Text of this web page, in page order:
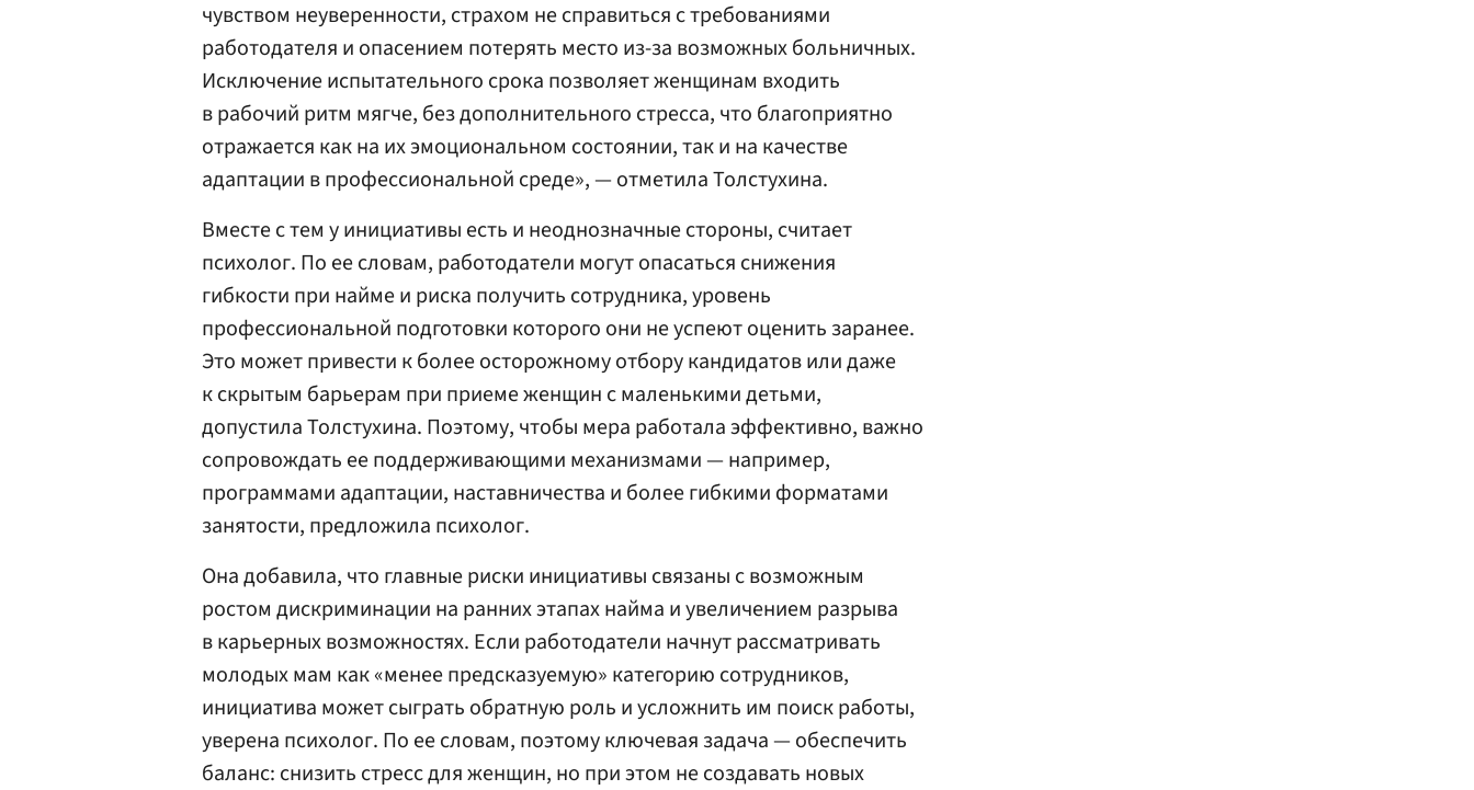
чувством неуверенности, страхом не справиться с требованиями
работодателя и опасением потерять место из-за возможных больничных.
Исключение испытательного срока позволяет женщинам входить
в рабочий ритм мягче, без дополнительного стресса, что благоприятно
отражается как на их эмоциональном состоянии, так и на качестве
адаптации в профессиональной среде», — отметила Толстухина.
Вместе с тем у инициативы есть и неоднозначные стороны, считает
психолог. По ее словам, работодатели могут опасаться снижения
гибкости при найме и риска получить сотрудника, уровень
профессиональной подготовки которого они не успеют оценить заранее.
Это может привести к более осторожному отбору кандидатов или даже
к скрытым барьерам при приеме женщин с маленькими детьми,
допустила Толстухина. Поэтому, чтобы мера работала эффективно, важно
сопровождать ее поддерживающими механизмами — например,
программами адаптации, наставничества и более гибкими форматами
занятости, предложила психолог.
Она добавила, что главные риски инициативы связаны с возможным
ростом дискриминации на ранних этапах найма и увеличением разрыва
в карьерных возможностях. Если работодатели начнут рассматривать
молодых мам как «менее предсказуемую» категорию сотрудников,
инициатива может сыграть обратную роль и усложнить им поиск работы,
уверена психолог. По ее словам, поэтому ключевая задача — обеспечить
баланс: снизить стресс для женщин, но при этом не создавать новых